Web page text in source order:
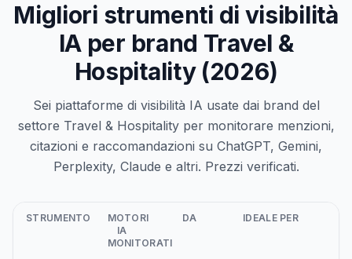
Migliori strumenti di visibilità
IA per brand Travel &
Hospitality (2026)
Sei piattaforme di visibilità IA usate dai brand del
settore Travel & Hospitality per monitorare menzioni,
citazioni e raccomandazioni su ChatGPT, Gemini,
Perplexity, Claude e altri. Prezzi verificati.
STRUMENTO
MOTORI
IA
MONITORATI
DA IDEALE PER